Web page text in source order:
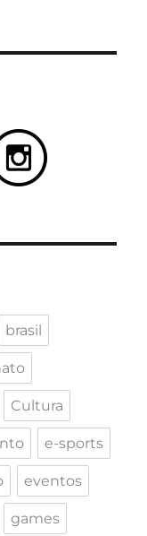
brasil
Cultura
e-sports
eventos
games